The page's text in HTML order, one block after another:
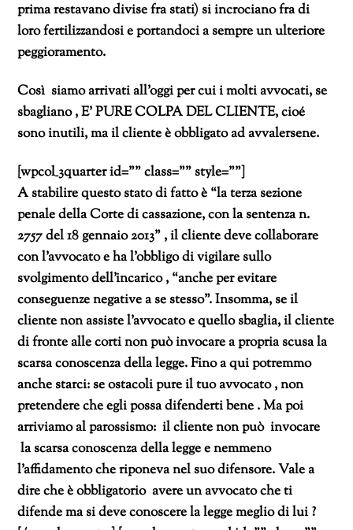
prima restavano divise fra stati) si incrociano fra di
loro fertilizzandosi e portandoci a sempre un ulteriore
peggioramento.
Così siamo arrivati all’oggi per cui i molti avvocati, se
sbagliano , E’ PURE COLPA DEL CLIENTE, cioé
sono inutili, ma il cliente è obbligato ad avvalersene.
[wpcol_3quarter id=”” class=”” style=””]
A stabilire questo stato di fatto è “la terza sezione
penale della Corte di cassazione, con la sentenza n.
2757 del 18 gennaio 2013” , il cliente deve collaborare
con l’avvocato e ha l’obbligo di vigilare sullo
svolgimento dell’incarico , “anche per evitare
conseguenze negative a se stesso”. Insomma, se il
cliente non assiste l’avvocato e quello sbaglia, il cliente
di fronte alle corti non può invocare a propria scusa la
scarsa conoscenza della legge. Fino a qui potremmo
anche starci: se ostacoli pure il tuo avvocato , non
pretendere che egli possa difenderti bene . Ma poi
arriviamo al parossismo: il cliente non può invocare
la scarsa conoscenza della legge e nemmeno
l’affidamento che riponeva nel suo difensore. Vale a
dire che è obbligatorio avere un avvocato che ti
difende ma si deve conoscere la legge meglio di lui ?